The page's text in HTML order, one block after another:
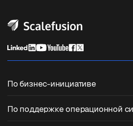
По бизнес-инициативе
По поддержке операционной